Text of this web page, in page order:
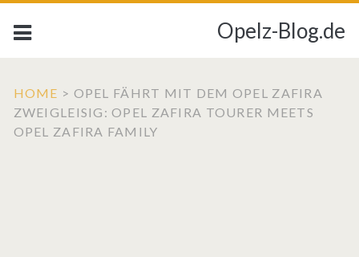
Opelz-Blog.de
HOME > OPEL FÄHRT MIT DEM OPEL ZAFIRA
ZWEIGLEISIG: OPEL ZAFIRA TOURER MEETS
OPEL ZAFIRA FAMILY